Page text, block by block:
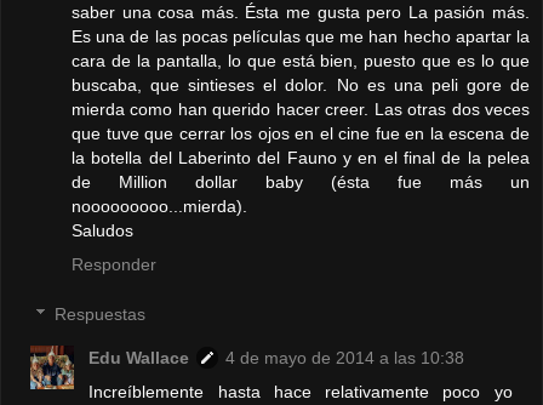
saber una cosa más. Ésta me gusta pero La pasión más.
Es una de las pocas películas que me han hecho apartar la
cara de la pantalla, lo que está bien, puesto que es lo que
buscaba, que sintieses el dolor. No es una peli gore de
mierda como han querido hacer creer. Las otras dos veces
que tuve que cerrar los ojos en el cine fue en la escena de
la botella del Laberinto del Fauno y en el final de la pelea
de Million dollar baby (ésta fue más un
nooooooooo...mierda).
Saludos
Responder
Respuestas
Edu Wallace
4 de mayo de 2014 a las 10:38
Increíblemente hasta hace relativamente poco yo